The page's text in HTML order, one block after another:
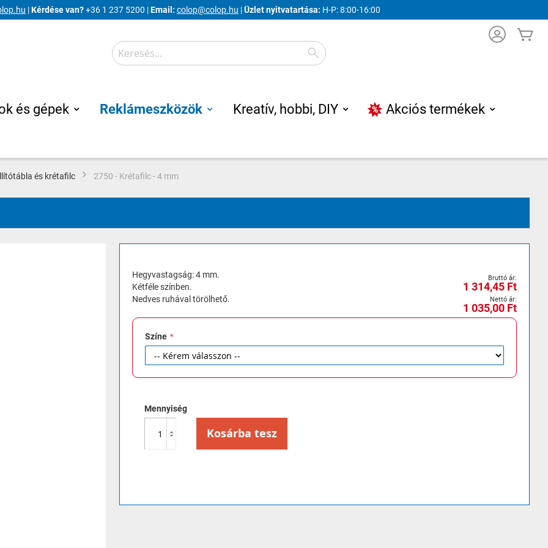
|Kérdése van?+36 1 237 5200 |Email: colop@colop.hu |Üzlet nyitvatartása: H-P: 8:00-16:00
Search
Search
és gépek Reklámeszközök Kreatív, hobbi, DIY Akciós termékek
és krétafilc 2750 - Krétafilc - 4 mm
1 314,45 Ft
1 035,00 Ft
Hegyvastagság: 4 mm.
Kétféle színben.
Nedves ruhával törölhető.
Színe
Mennyiség
Kosárba tesz